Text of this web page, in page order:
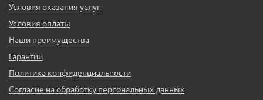
Условия оказания услуг
Условия оплаты
Наши преимущества
Гарантии
Политика конфиденциальности
Согласие на обработку персональных данных